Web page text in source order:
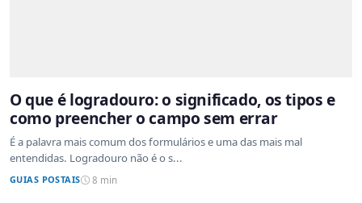
O que é logradouro: o significado, os tipos e
como preencher o campo sem errar
É a palavra mais comum dos formulários e uma das mais mal
entendidas. Logradouro não é o s...
GUIAS POSTAIS 8 min